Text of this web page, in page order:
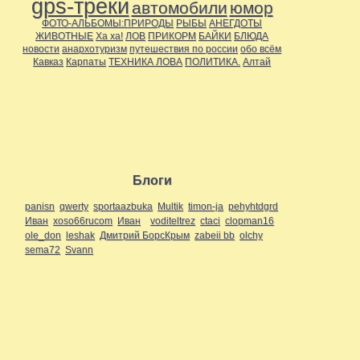
gps-треки автомобили юмор
ФОТО-АЛЬБОМЫ:ПРИРОДЫ РЫБЫ АНЕГДОТЫ
ЖИВОТНЫЕ Ха ха! ЛОВ ПРИКОРМ БАЙКИ БЛЮДА
новости анархотуризм путешествия по россии обо всём
Кавказ Карпаты ТЕХНИКА ЛОВА ПОЛИТИКА. Алтай
Блоги
panisn qwerty sportaazbuka Multik timon-ja pehyhtdgrd
Иван xoso66rucom Иван voditeltrez ctaci clopman16
ole_don leshak Дмитрий БорсКрым zabeii bb olchy
sema72 Svann